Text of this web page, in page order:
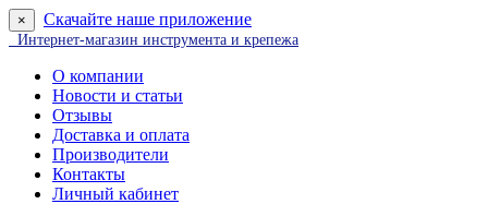
× Скачайте наше приложение
Интернет-магазин инструмента и крепежа
О компании
Новости и статьи
Отзывы
Доставка и оплата
Производители
Контакты
Личный кабинет